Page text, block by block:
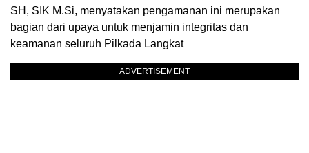
SH, SIK M.Si, menyatakan pengamanan ini merupakan
bagian dari upaya untuk menjamin integritas dan
keamanan seluruh Pilkada Langkat
ADVERTISEMENT